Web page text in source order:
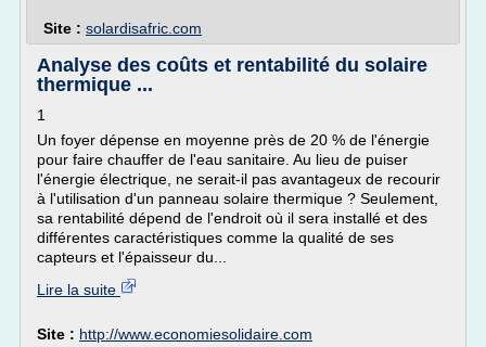
Site : solardisafric.com
Analyse des coûts et rentabilité du solaire
thermique ...
1
Un foyer dépense en moyenne près de 20 % de l'énergie
pour faire chauffer de l'eau sanitaire. Au lieu de puiser
l'énergie électrique, ne serait-il pas avantageux de recourir
à l'utilisation d'un panneau solaire thermique ? Seulement,
sa rentabilité dépend de l'endroit où il sera installé et des
différentes caractéristiques comme la qualité de ses
capteurs et l'épaisseur du...
Lire la suite
Site : http://www.economiesolidaire.com